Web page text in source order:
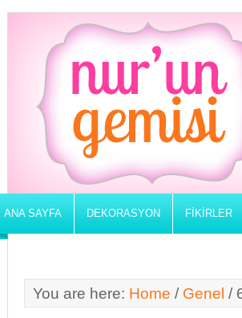
ANA SAYFA DEKORASYON FIKIRLER
You are here: Home / Genel /